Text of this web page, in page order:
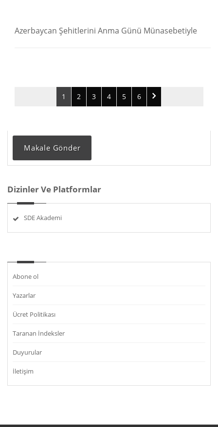
Azerbaycan Şehitlerini Anma Günü Münasebetiyle
1 2 3 4 5 6
Makale Gönder
Dizinler Ve Platformlar
SDE Akademi
Abone ol
Yazarlar
Ücret Politikası
Taranan İndeksler
Duyurular
İletişim